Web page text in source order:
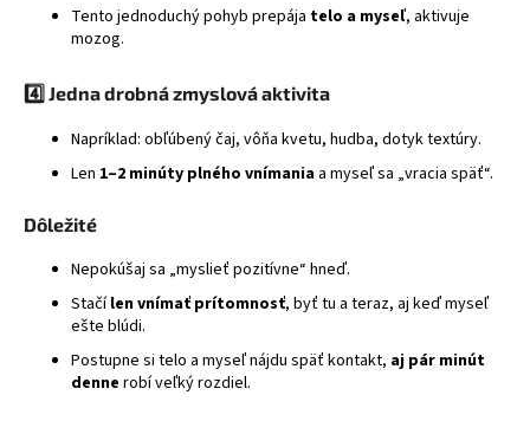
Tento jednoduchý pohyb prepája telo a myseľ, aktivuje
mozog.
4️⃣ Jedna drobná zmyslová aktivita
Napríklad: obľúbený čaj, vôňa kvetu, hudba, dotyk textúry.
Len 1–2 minúty plného vnímania a myseľ sa „vracia späť“.
Dôležité
Nepokúšaj sa „myslieť pozitívne“ hneď.
Stačílen vnímať prítomnosť, byť tu a teraz, aj keď myseľ
ešte blúdi.
Postupne si telo a myseľ nájdu späť kontakt, aj pár minút
denne robí veľký rozdiel.